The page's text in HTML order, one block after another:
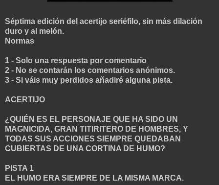
Séptima edición del acertijo seriéfilo, sin más dilación
duro y al melón.
Normas
1 - Solo una respuesta por comentario
2 - No se contarán los comentarios anónimos.
3 - Si váis muy perdidos añadiré alguna pista.
ACERTIJO
¿QUIÉN ES EL PERSONAJE QUE HA SIDO UN
MAGNICIDA, GRAN TITIRITERO DE HOMBRES, Y
TODAS SUS ACCIONES SIEMPRE QUEDABAN
CUBIERTAS DE UNA CORTINA DE HUMO?
PISTA 1
EL HUMO ERA SIEMPRE DE LA MISMA MARCA.